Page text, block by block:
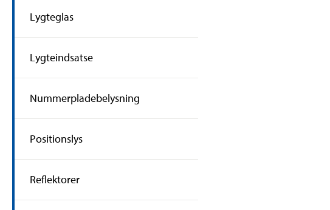
Lygteglas
Lygteindsatse
Nummerpladebelysning
Positionslys
Reflektorer